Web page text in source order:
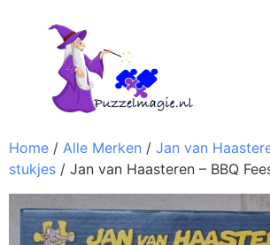
Home / Alle Merken / Jan van
stukjes / Jan van Haasteren – BBQ